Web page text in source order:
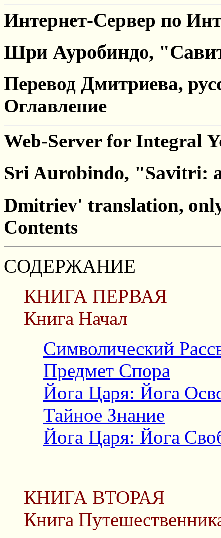
Интернет-Сервер по
Шри Ауробиндо,
Перевод Дмитриева,
Оглавление
Web-Server for Integral
Sri Aurobindo, "Savitri:
Dmitriev' translation,
Contents
СОДЕРЖАНИЕ
КНИГА ПЕРВАЯ
Книга Начал
Символический
Предмет Спора
Йога Царя: Йога
Тайное Знание
Йога Царя: Йога
КНИГА ВТОРАЯ
Книга